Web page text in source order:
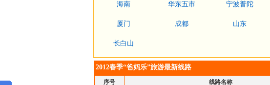
海南 华东五市 宁波普陀
厦门 成都 山东
长白山
2012春季“爸妈乐”旅游最新线路
序号 线路名称